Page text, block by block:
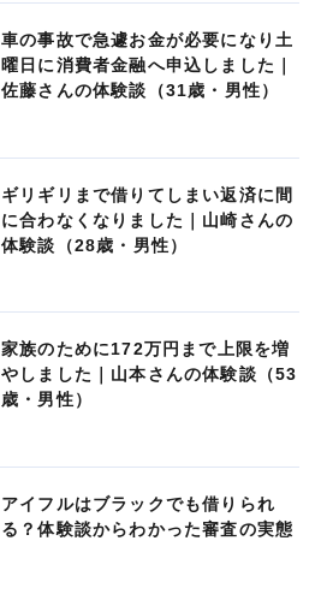
車の事故で急遽お金が必要になり土
曜日に消費者金融へ申込しました｜
佐藤さんの体験談（31歳・男性）
ギリギリまで借りてしまい返済に間
に合わなくなりました｜山崎さんの
体験談（28歳・男性）
家族のために172万円まで上限を増
やしました｜山本さんの体験談（53
歳・男性）
アイフルはブラックでも借りられ
る？体験談からわかった審査の実態